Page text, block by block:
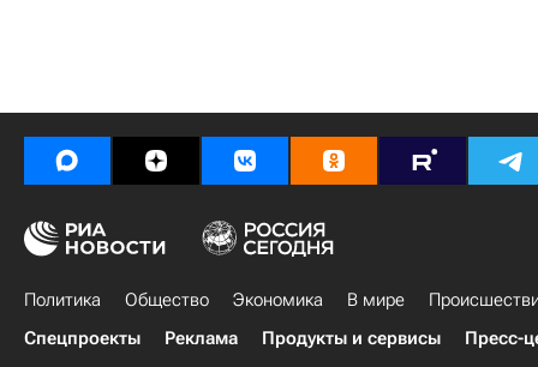
Политика Общество Экономика В мире
Спецпроекты
Реклама Продукты и сервисы Пресс-